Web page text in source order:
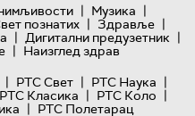
| Музика |
познатих | Здравље |
| Дигитални предузетник |
| Наизглед здрав
| РТС Свет | РТС Наука |
РТС Класика | РТС Коло |
| РТС Полетарац